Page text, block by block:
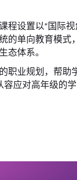
程设置以“国际视
的单向教育模式
态体系。
职业规划，帮助
容应对高年级的